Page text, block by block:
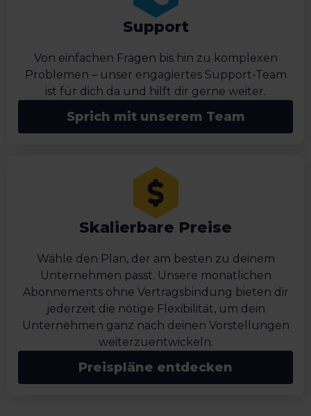
Support
Von einfachen Fragen bis hin zu komplexen
Problemen – unser engagiertes Support-Team
ist für dich da und hilft dir gerne weiter.
Sprich mit unserem Team
Skalierbare Preise
Wähle den Plan, der am besten zu deinem
Unternehmen passt. Unsere monatlichen
Abonnements ohne Vertragsbindung bieten dir
jederzeit die nötige Flexibilität, um dein
Unternehmen ganz nach deinen Vorstellungen
weiterzuentwickeln.
Preispläne entdecken